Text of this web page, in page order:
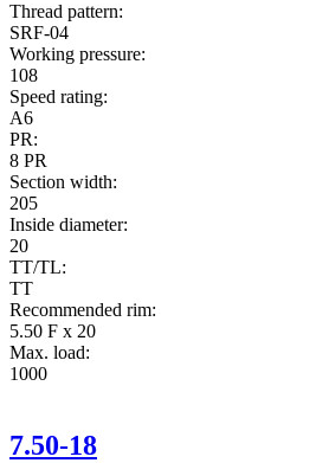
Thread pattern:
SRF-04
Working pressure:
108
Speed rating:
A6
PR:
8 PR
Section width:
205
Inside diameter:
20
TT/TL:
TT
Recommended rim:
5.50 F x 20
Max. load:
1000
7.50-18